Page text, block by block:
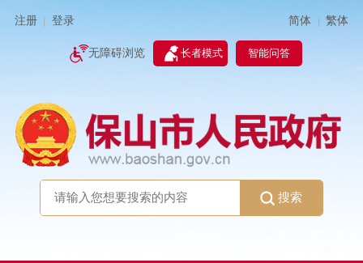
注册 登录 简体 | 繁体
无障碍浏览 长者模式 智能问答
搜索